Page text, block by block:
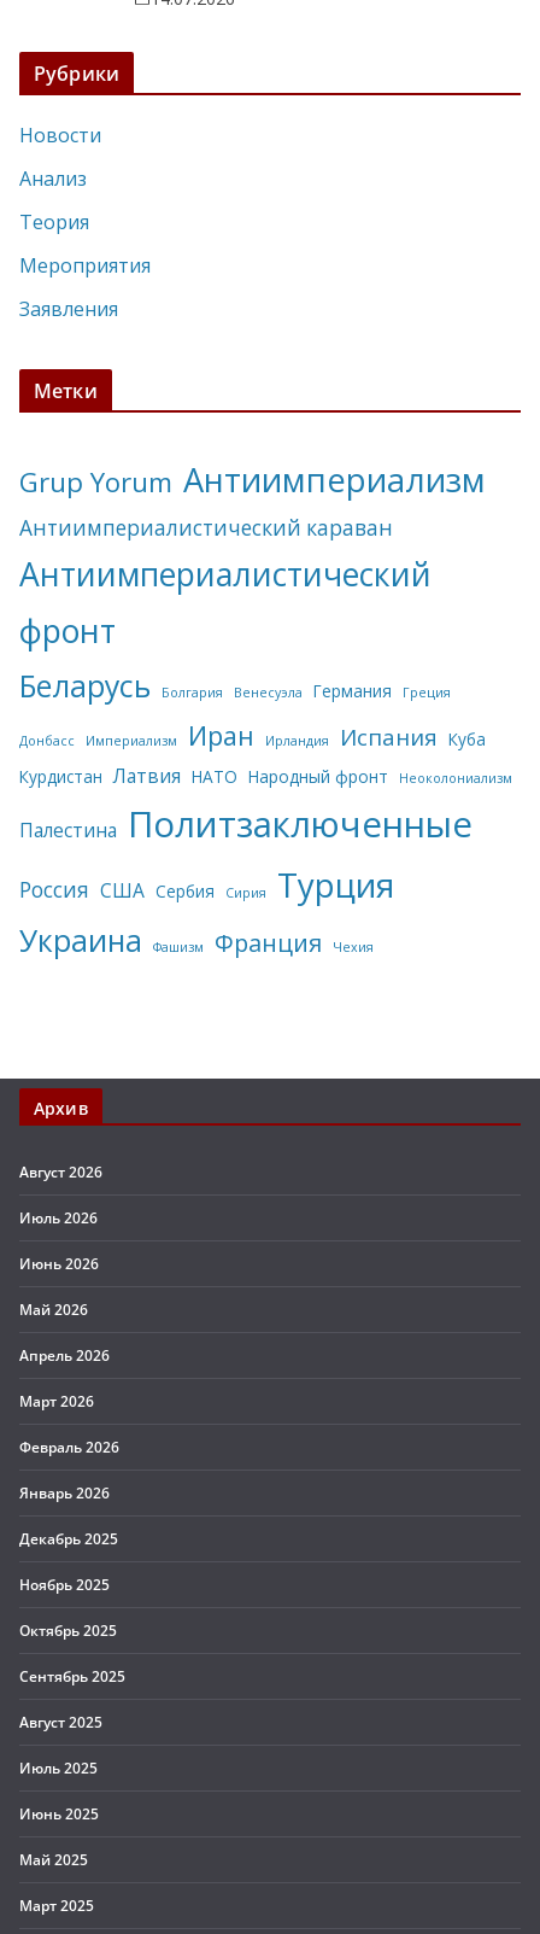
Рубрики
Новости
Анализ
Теория
Мероприятия
Заявления
Метки
Grup Yorum Антиимпериализм
Антиимпериалистический караван
Антиимпериалистический
фронт
Беларусь Болгария Венесуэла Германия Греция
Донбасс Империализм Иран Ирландия Испания Куба
Курдистан Латвия НАТО Народный фронт Неоколониализм
Палестина Политзаключенные
Россия США Сербия Сирия Турция
Украина Фашизм Франция Чехия
Архив
Август 2026
Июль 2026
Июнь 2026
Май 2026
Апрель 2026
Март 2026
Февраль 2026
Январь 2026
Декабрь 2025
Ноябрь 2025
Октябрь 2025
Сентябрь 2025
Август 2025
Июль 2025
Июнь 2025
Май 2025
Март 2025